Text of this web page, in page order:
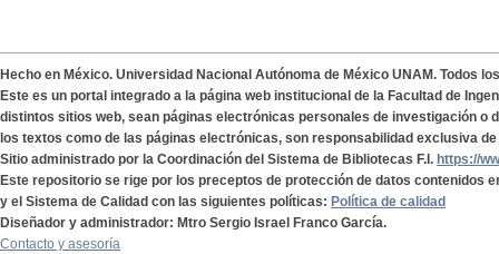
Hecho en México. Universidad Nacional Autónoma de México UNAM. Todos
Este es un portal integrado a la página web institucional de la Facultad de
distintos sitios web, sean páginas electrónicas personales de investigación o
los textos como de las páginas electrónicas, son responsabilidad exclusiva
Sitio administrado por la Coordinación del Sistema de Bibliotecas F.I. https://
Este repositorio se rige por los preceptos de protección de datos contenidos
y el Sistema de Calidad con las siguientes políticas: Política de calidad
Diseñador y administrador: Mtro Sergio Israel Franco García.
Contacto y asesoría